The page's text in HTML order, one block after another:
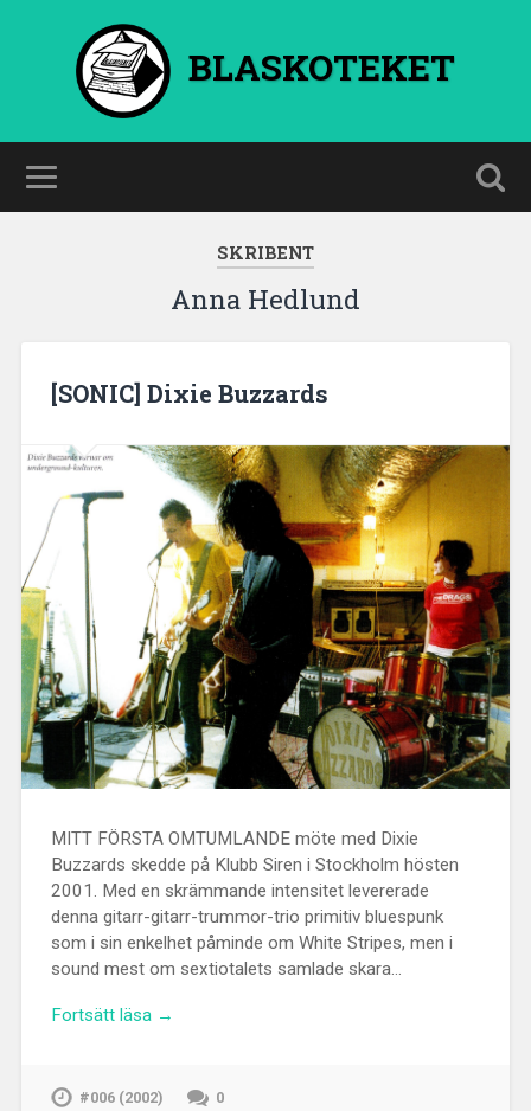
BLASKOTEKET
SKRIBENT
Anna Hedlund
[SONIC] Dixie Buzzards
MITT FÖRSTA OMTUMLANDE möte med Dixie
Buzzards skedde på Klubb Siren i Stockholm hösten
2001. Med en skrämmande intensitet levererade
denna gitarr-gitarr-trummor-trio primitiv bluespunk
som i sin enkelhet påminde om White Stripes, men i
sound mest om sextiotalets samlade skara…
Fortsätt läsa →
#006 (2002) 0